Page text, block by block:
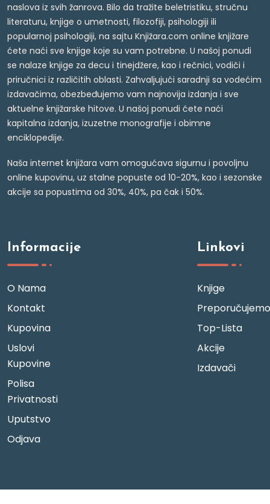
naslova iz svih žanrova. Bilo da tražite beletristiku, stručnu
literaturu, knjige o umetnosti, filozofiji, psihologiji ili
popularnoj psihologiji, na sajtu Knjižara.com online knjižare
ćete naći sve knjige koje su vam potrebne. U našoj ponudi
se nalaze knjige za decu i tinejdžere, kao i rečnici, vodiči i
priručnici iz različitih oblasti. Zahvaljujući saradnji sa vodećim
izdavačima, obezbeđujemo vam najnovija izdanja i sve
aktuelne knjižarske hitove. U našoj ponudi ćete naći
kapitalna izdanja, izuzetne monografije i obimne
enciklopedije.
Naša internet knjižara vam omogućava sigurnu i povoljnu
online kupovinu, uz stalne popuste od 10-20%, kao i sezonske
akcije sa popustima od 30%, 40%, pa čak i 50%.
Informacije
O Nama
Kontakt
Kupovina
Uslovi
Kupovine
Polisa
Privatnosti
Uputstvo
Odjava
Linkovi
Knjige
Preporučujemo
Top-Lista
Akcije
Izdavači